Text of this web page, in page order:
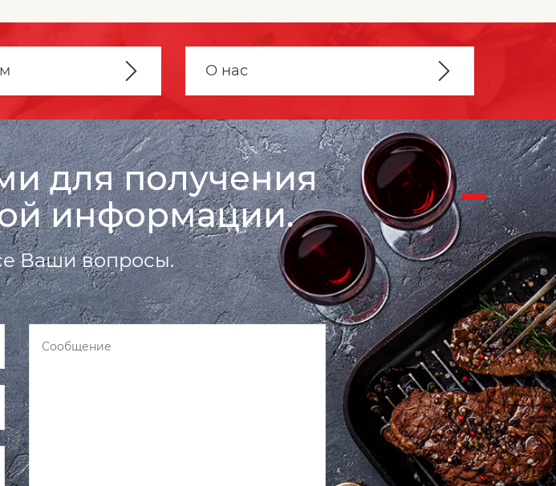
О нас
для получения
информации.
Ваши вопросы.